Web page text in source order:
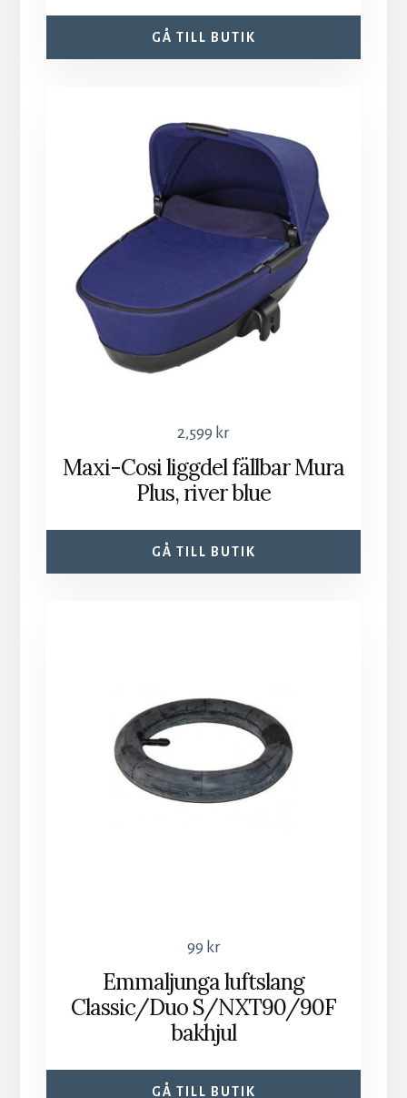
GÅ TILL BUTIK
2,599 kr
Maxi-Cosi liggdel fällbar Mura
Plus, river blue
GÅ TILL BUTIK
99 kr
Emmaljunga luftslang
Classic/Duo S/NXT90/90F
bakhjul
GÅ TILL BUTIK